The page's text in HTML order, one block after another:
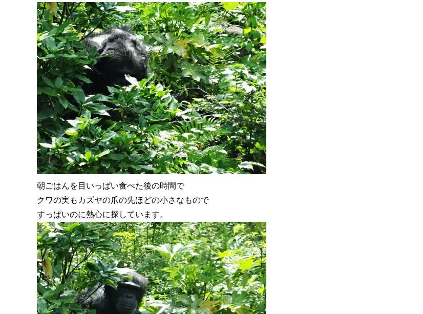
朝ごはんを目いっぱい食べた後の時間で
クワの実もカズヤの爪の先ほどの小さなもので
すっぱいのに熱心に探しています。